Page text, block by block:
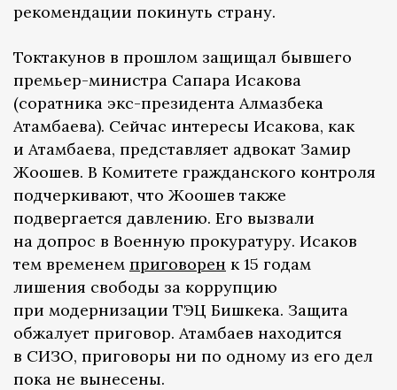
рекомендации покинуть страну.
Токтакунов в прошлом защищал бывшего
премьер-министра Сапара Исакова
(соратника экс-президента Алмазбека
Атамбаева). Сейчас интересы Исакова, как
и Атамбаева, представляет адвокат Замир
Жоошев. В Комитете гражданского контроля
подчеркивают, что Жоошев также
подвергается давлению. Его вызвали
на допрос в Военную прокуратуру. Исаков
тем временем приговорен к 15 годам
лишения свободы за коррупцию
при модернизации ТЭЦ Бишкека. Защита
обжалует приговор. Атамбаев находится
в СИЗО, приговоры ни по одному из его дел
пока не вынесены.